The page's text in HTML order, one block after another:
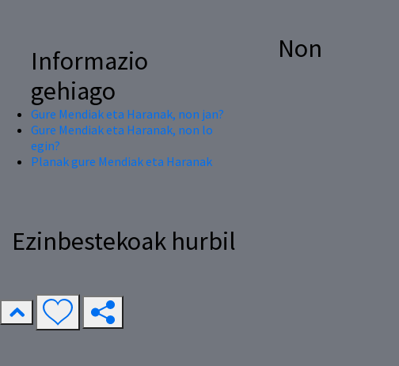
Informazio
gehiago
Gure Mendiak eta Haranak, non jan?
Gure Mendiak eta Haranak, non lo
egin?
Planak gure Mendiak eta Haranak
Non
Ezinbestekoak hurbil